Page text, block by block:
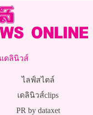
ดลินิวส์
ไลฟ์สไตล์
เดลินิวส์clips
PR by dataxet